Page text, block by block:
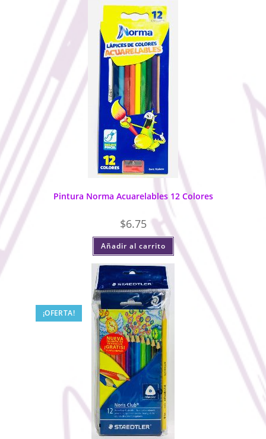
Pintura Norma Acuarelables 12 Colores
$6.75
Añadir al carrito
¡OFERTA!